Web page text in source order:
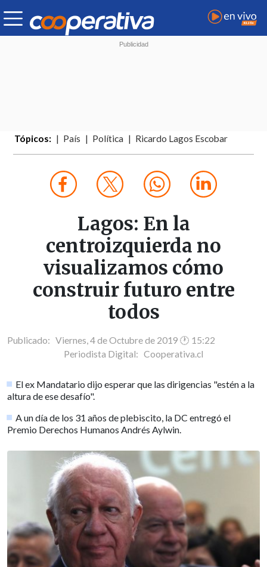
Tópicos: País Política Ricardo Lagos Escobar
Lagos: En la
centroizquierda no
visualizamos cómo
construir futuro entre
todos
Publicado: Viernes, 4 de Octubre de 2019 🕐 15:22
Periodista Digital: Cooperativa.cl
El ex Mandatario dijo esperar que las dirigencias "estén a la
altura de ese desafío".
A un día de los 31 años de plebiscito, la DC entregó el
Premio Derechos Humanos Andrés Aylwin.